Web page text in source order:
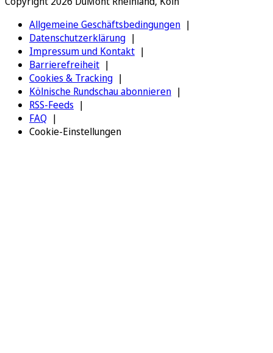
Allgemeine Geschäftsbedingungen
Datenschutzerklärung
Impressum und Kontakt
Barrierefreiheit
Cookies & Tracking
Kölnische Rundschau abonnieren
RSS-Feeds
FAQ
Cookie-Einstellungen